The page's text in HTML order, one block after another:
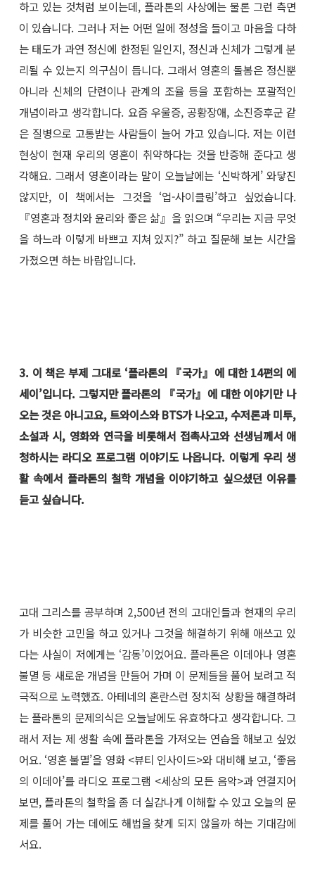
하고 있는 것처럼 보이는데, 플라톤의 사상에는 물론 그런 측면
이 있습니다. 그러나 저는 어떤 일에 정성을 들이고 마음을 다하
는 태도가 과연 정신에 한정된 일인지, 정신과 신체가 그렇게 분
리될 수 있는지 의구심이 듭니다. 그래서 영혼의 돌봄은 정신뿐
아니라 신체의 단련이나 관계의 조율 등을 포함하는 포괄적인
개념이라고 생각합니다. 요즘 우울증, 공황장애, 소진증후군 같
은 질병으로 고통받는 사람들이 늘어 가고 있습니다. 저는 이런
현상이 현재 우리의 영혼이 취약하다는 것을 반증해 준다고 생
각해요. 그래서 영혼이라는 말이 오늘날에는 ‘신박하게’ 와닿진
않지만, 이 책에서는 그것을 ‘업-사이클링’하고 싶었습니다.
『영혼과 정치와 윤리와 좋은 삶』을 읽으며 “우리는 지금 무엇
을 하느라 이렇게 바쁘고 지쳐 있지?” 하고 질문해 보는 시간을
가졌으면 하는 바람입니다.
3. 이 책은 부제 그대로 ‘플라톤의 『국가』에 대한 14편의 에
세이’입니다. 그렇지만 플라톤의 『국가』에 대한 이야기만 나
오는 것은 아니고요, 트와이스와 BTS가 나오고, 수저론과 미투,
소설과 시, 영화와 연극을 비롯해서 접촉사고와 선생님께서 애
청하시는 라디오 프로그램 이야기도 나옵니다. 이렇게 우리 생
활 속에서 플라톤의 철학 개념을 이야기하고 싶으셨던 이유를
듣고 싶습니다.
고대 그리스를 공부하며 2,500년 전의 고대인들과 현재의 우리
가 비슷한 고민을 하고 있거나 그것을 해결하기 위해 애쓰고 있
다는 사실이 저에게는 ‘감동’이었어요. 플라톤은 이데아나 영혼
불멸 등 새로운 개념을 만들어 가며 이 문제들을 풀어 보려고 적
극적으로 노력했죠. 아테네의 혼란스런 정치적 상황을 해결하려
는 플라톤의 문제의식은 오늘날에도 유효하다고 생각합니다. 그
래서 저는 제 생활 속에 플라톤을 가져오는 연습을 해보고 싶었
어요. ‘영혼 불멸’을 영화 <뷰티 인사이드>와 대비해 보고, ‘좋음
의 이데아’를 라디오 프로그램 <세상의 모든 음악>과 연결지어
보면, 플라톤의 철학을 좀 더 실감나게 이해할 수 있고 오늘의 문
제를 풀어 가는 데에도 해법을 찾게 되지 않을까 하는 기대감에
서요.